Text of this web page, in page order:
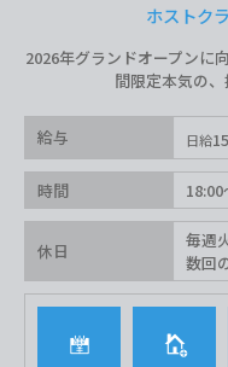
ホストク
2026年グランドオープンに
間限定本気の
給与 日給
時間
休日
毎週
数回